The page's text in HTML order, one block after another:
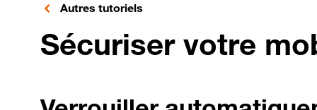
Autres tutoriels
Sécuriser votre